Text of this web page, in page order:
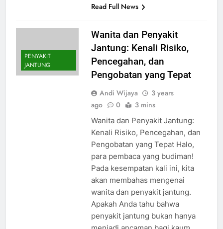
Read Full News
PENYAKIT
JANTUNG
Wanita dan Penyakit
Jantung: Kenali Risiko,
Pencegahan, dan
Pengobatan yang Tepat
Andi Wijaya
3 years
ago
0 3 mins
Wanita dan Penyakit Jantung:
Kenali Risiko, Pencegahan, dan
Pengobatan yang Tepat Halo,
para pembaca yang budiman!
Pada kesempatan kali ini, kita
akan membahas mengenai
wanita dan penyakit jantung.
Apakah Anda tahu bahwa
penyakit jantung bukan hanya